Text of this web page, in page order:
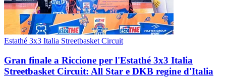
Estathé 3x3 Italia Streetbasket Circuit
Gran finale a Riccione per l'Estathé 3x3 Italia
Streetbasket Circuit: All Star e DKB regine d'Italia